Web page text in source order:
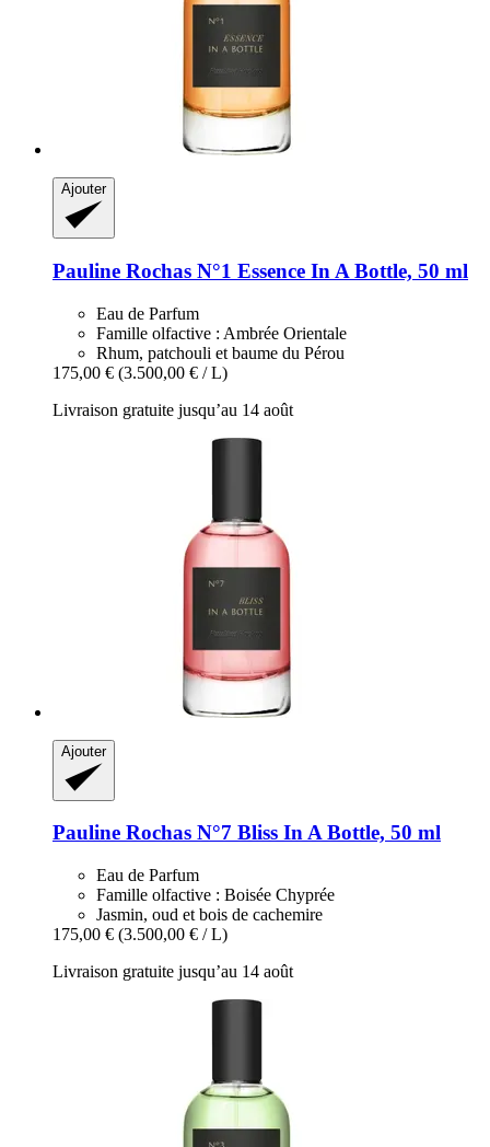
Ajouter
Pauline Rochas N°1 Essence In A Bottle, 50 ml
Eau de Parfum
Famille olfactive : Ambrée Orientale
Rhum, patchouli et baume du Pérou
175,00 € (3.500,00 € / L)
Livraison gratuite jusqu’au 14 août
Ajouter
Pauline Rochas N°7 Bliss In A Bottle, 50 ml
Eau de Parfum
Famille olfactive : Boisée Chyprée
Jasmin, oud et bois de cachemire
175,00 € (3.500,00 € / L)
Livraison gratuite jusqu’au 14 août